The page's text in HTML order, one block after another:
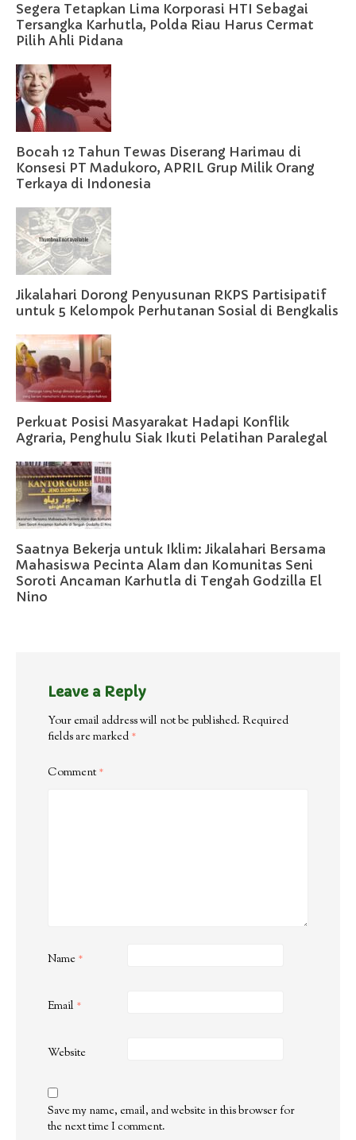
Segera Tetapkan Lima Korporasi HTI Sebagai
Tersangka Karhutla, Polda Riau Harus Cermat
Pilih Ahli Pidana
Bocah 12 Tahun Tewas Diserang Harimau di
Konsesi PT Madukoro, APRIL Grup Milik Orang
Terkaya di Indonesia
Jikalahari Dorong Penyusunan RKPS Partisipatif
untuk 5 Kelompok Perhutanan Sosial di Bengkalis
Perkuat Posisi Masyarakat Hadapi Konflik
Agraria, Penghulu Siak Ikuti Pelatihan Paralegal
Saatnya Bekerja untuk Iklim: Jikalahari Bersama
Mahasiswa Pecinta Alam dan Komunitas Seni
Soroti Ancaman Karhutla di Tengah Godzilla El
Nino
Leave a Reply
Your email address will not be published. Required
fields are marked *
Comment*
Name *
Email *
Website
Save my name, email, and website in this browser for
the next time I comment.